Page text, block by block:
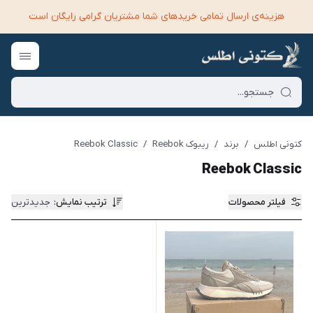
هزینه‌ی ارسال تمامی خرید‌های شما مشتریان گرامی رایگان است
کتونی اطلس / برند / ریبوک Reebok /
Reebok Classic
Reebok Classic
فیلتر محصولات ترتیب نمایش: جدیدترین